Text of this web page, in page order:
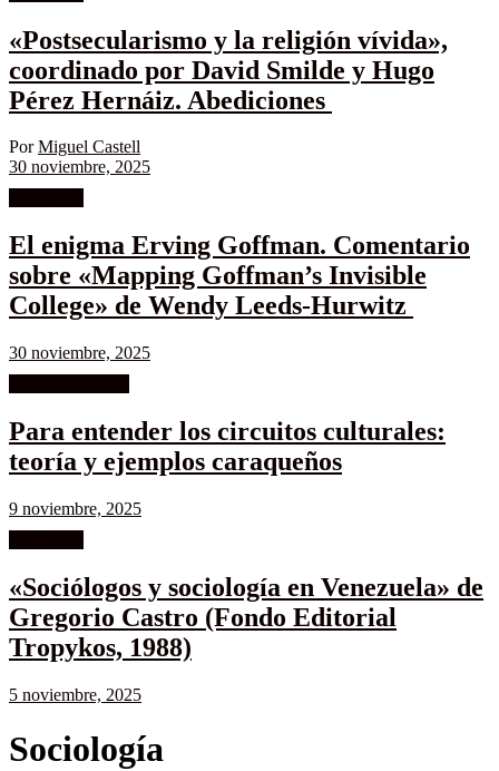
«Postsecularismo y la religión vívida»,
coordinado por David Smilde y Hugo
Pérez Hernáiz. Abediciones
Por Miguel Castell
30 noviembre, 2025
El enigma Erving Goffman. Comentario
sobre «Mapping Goffman’s Invisible
College» de Wendy Leeds-Hurwitz
30 noviembre, 2025
Para entender los circuitos culturales:
teoría y ejemplos caraqueños
9 noviembre, 2025
«Sociólogos y sociología en Venezuela» de
Gregorio Castro (Fondo Editorial
Tropykos, 1988)
5 noviembre, 2025
Sociología